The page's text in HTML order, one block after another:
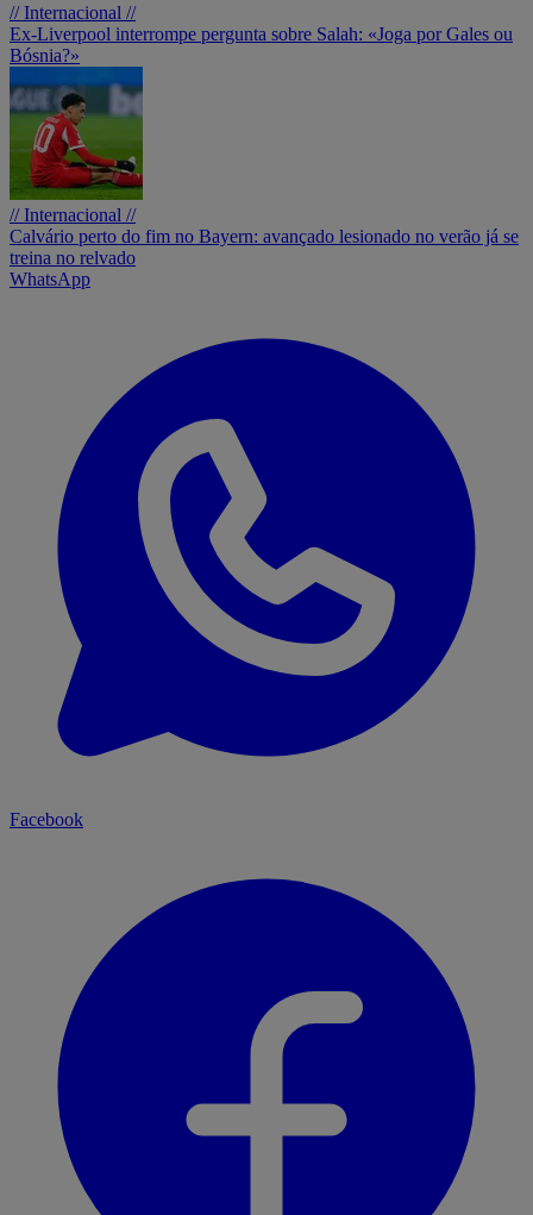
// Internacional //
Ex-Liverpool interrompe pergunta sobre Salah: «Joga por Gales ou
Bósnia?»
// Internacional //
Calvário perto do fim no Bayern: avançado lesionado no verão já se
treina no relvado
WhatsApp
Facebook